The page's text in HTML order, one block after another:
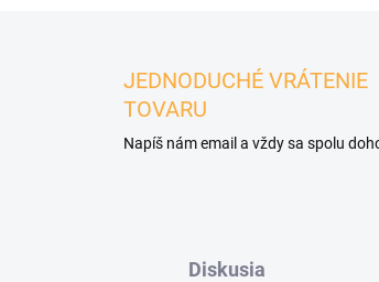
JEDNODUCHÉ VRÁTENIE
TOVARU
Napíš nám email a vždy sa spolu
Diskusia